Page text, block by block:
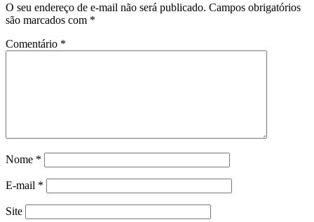
O seu endereço de e-mail não será publicado. Campos obrigatórios
são marcados com *
Comentário *
Nome *
E-mail *
Site